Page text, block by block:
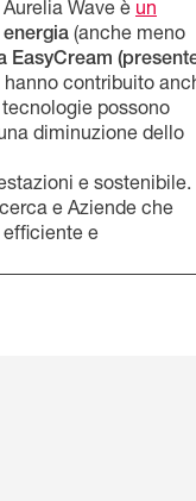
Aurelia Wave è un
(anche meno
EasyCream
hanno contribuito
possono
diminuzione dello
e sostenibile.
e Aziende che
efficiente e